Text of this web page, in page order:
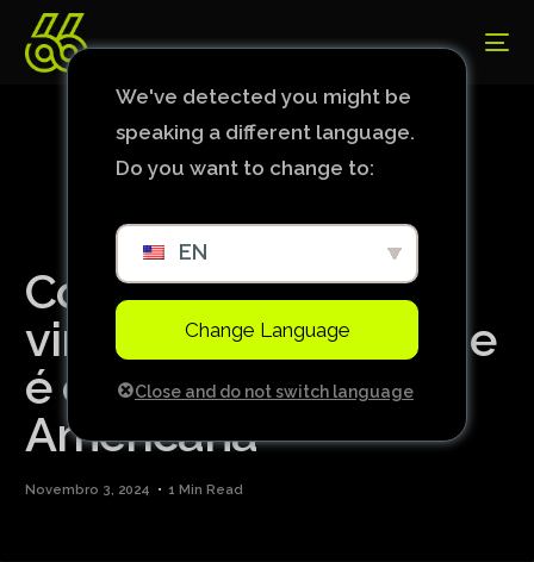
Corinthians toma
virada em 3 minutos e
é eliminado da Sul-
Americana
Novembro 3, 2024 1 Min Read
We've detected you might be
speaking a different language.
Do you want to change to:
EN
Change Language
Close and do not switch language